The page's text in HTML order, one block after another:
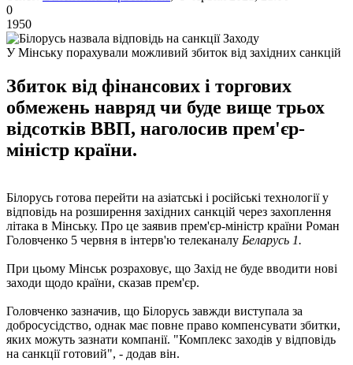
0
1950
У Мінську порахували можливий збиток від західних санкцій
Збиток від фінансових і торгових
обмежень навряд чи буде вище трьох
відсотків ВВП, наголосив прем'єр-
міністр країни.
Білорусь готова перейти на азіатські і російські технології у
відповідь на розширення західних санкцій через захоплення
літака в Мінську. Про це заявив прем'єр-міністр країни Роман
Головченко 5 червня в інтерв'ю телеканалу Беларусь 1.
При цьому Мінськ розраховує, що Захід не буде вводити нові
заходи щодо країни, сказав прем'єр.
Головченко зазначив, що Білорусь завжди виступала за
добросусідство, однак має повне право компенсувати збитки,
яких можуть зазнати компанії. "Комплекс заходів у відповідь
на санкції готовий", - додав він.